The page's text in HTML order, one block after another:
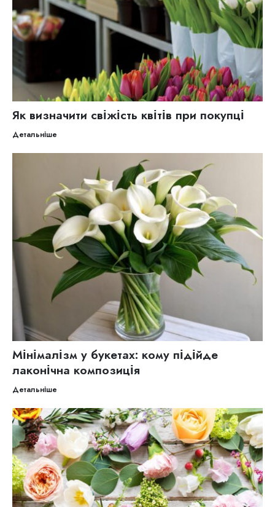
Як визначити свіжість квітів при покупці
Детальніше
Мінімалізм у букетах: кому підійде
лаконічна композиція
Детальніше